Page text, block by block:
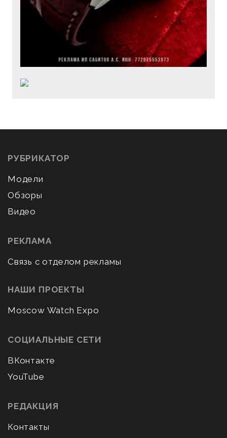
РУБРИКАТОР
Модели
Обзоры
Видео
РЕКЛАМА
Связь с отделом рекламы
НАШИ ПРОЕКТЫ
Moscow Watch Expo
СОЦИАЛЬНЫЕ СЕТИ
ВКонтакте
YouTube
РЕДАКЦИЯ
Контакты